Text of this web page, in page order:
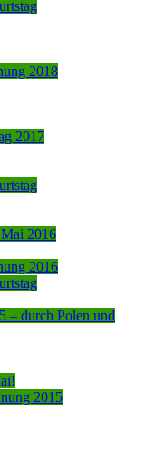
2018
2017
2016
2016
– durch Polen und
2015